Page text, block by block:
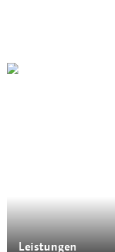
Leistungen